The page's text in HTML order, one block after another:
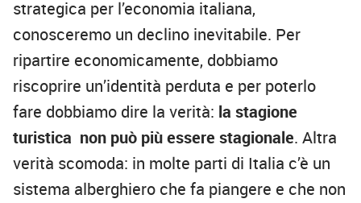
strategica per l’economia italiana,
conosceremo un declino inevitabile. Per
ripartire economicamente, dobbiamo
riscoprire un’identità perduta e per poterlo
fare dobbiamo dire la verità: la stagione
turistica non può più essere stagionale. Altra
verità scomoda: in molte parti di Italia c’è un
sistema alberghiero che fa piangere e che non